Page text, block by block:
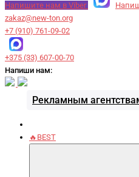
Напишите нам в Viber
zakaz@new-ton.org
+7 (910) 761-09-02
+375 (33) 607-00-70
Напиши нам:
Рекламным
🔥BEST